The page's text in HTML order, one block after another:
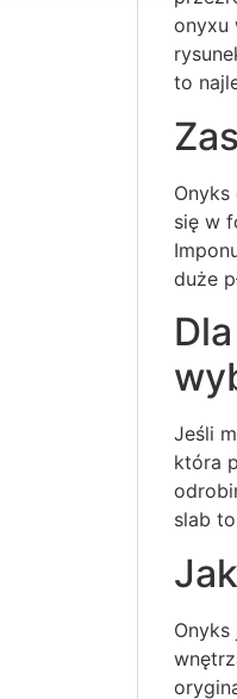
onyxu
to
się w
duże
Jeśli
która
slab